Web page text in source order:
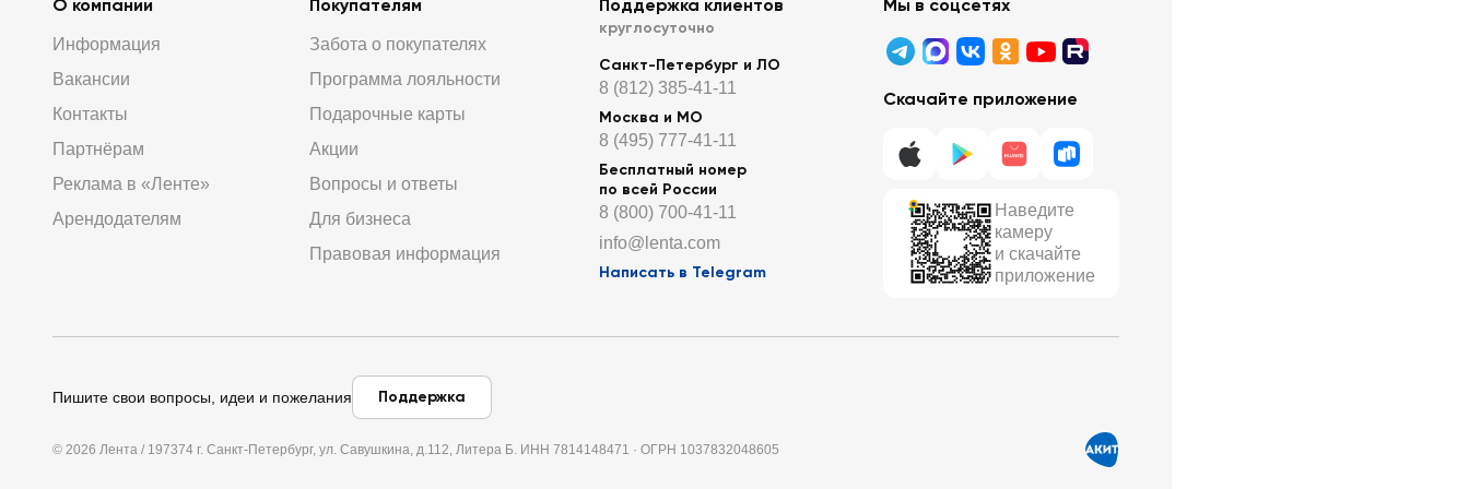
О компании
Информация
Вакансии
Контакты
Партнёрам
Реклама в «Ленте»
Арендодателям
Покупателям
Забота о покупателях
Программа лояльности
Подарочные карты
Акции
Вопросы и ответы
Для бизнеса
Правовая информация
Поддержка клиентов
круглосуточно
Санкт-Петербург и ЛО
8 (812) 385-41-11
Москва и МО
8 (495) 777-41-11
Бесплатный номер
по всей России
8 (800) 700-41-11
info@lenta.com
Написать в Telegram
Мы в соцсетях
Скачайте приложение
Наведите
камеру
и скачайте
приложение
Пишите свои вопросы, идеи и пожелания Поддержка
© 2026 Лента / 197374 г. Санкт-Петербург, ул. Савушкина, д.112, Литера Б. ИНН 7814148471 · ОГРН 1037832048605